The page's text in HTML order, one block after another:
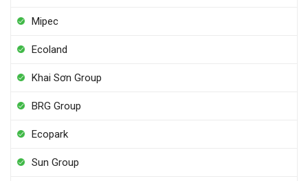
Mipec
Ecoland
Khai Sơn Group
BRG Group
Ecopark
Sun Group